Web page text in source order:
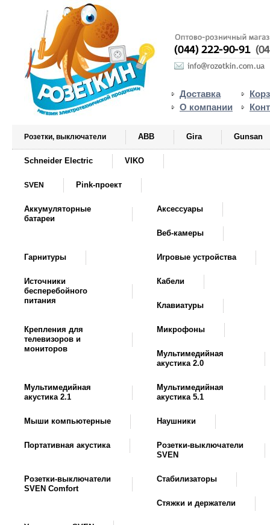
Доставка
О компании
Розетки, выключатели ABB Gira Gunsan
Schneider Electric VIKO
SVEN Pink-проект
Аккумуляторные
батареи
Аксессуары
Веб-камеры
Гарнитуры Игровые устройства
Источники
бесперебойного
питания
Кабели
Клавиатуры
Крепления для
телевизоров и
мониторов
Микрофоны
Мультимедийная
акустика 2.0
Мультимедийная
акустика 2.1
Мультимедийная
акустика 5.1
Мыши компьютерные Наушники
Портативная акустика
Розетки-выключатели
SVEN
Розетки-выключатели
SVEN Comfort
Стабилизаторы
Стяжки и держатели